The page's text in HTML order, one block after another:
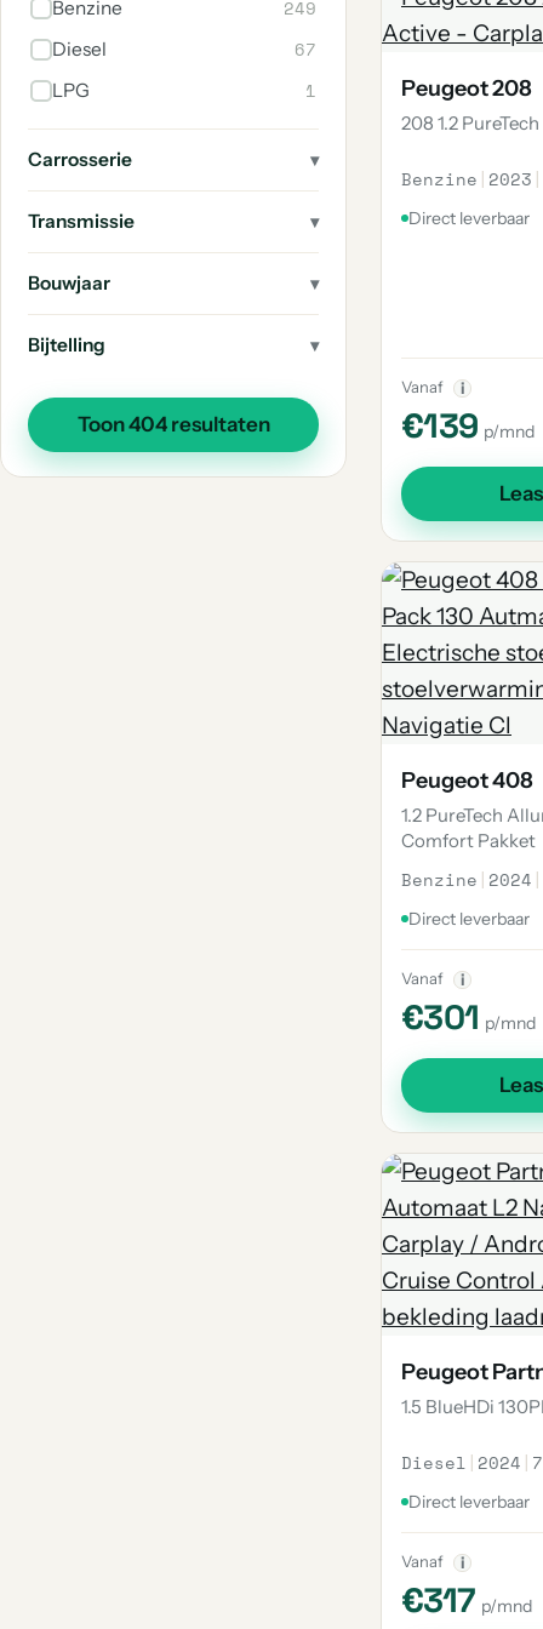
E-3008 1
206 1
203 1
201 1
Rcz 1
404 1
Benzine 249
Diesel 67
LPG 1
Carrosserie
Transmissie
Bouwjaar
Bijtelling
Toon 404 resultaten
Peugeot 208
208 1.2
Benzine | 2023 |
Direct leverbaar
Vanaf i
€139 p/mnd
Peugeot 408
1.2 PureTech
Comfort Pakket
Benzine | 2024 |
Direct leverbaar
Vanaf i
€301 p/mnd
Peugeot
1.5 BlueHDi
Diesel | 2024 |
Direct leverbaar
Vanaf i
€317 p/mnd